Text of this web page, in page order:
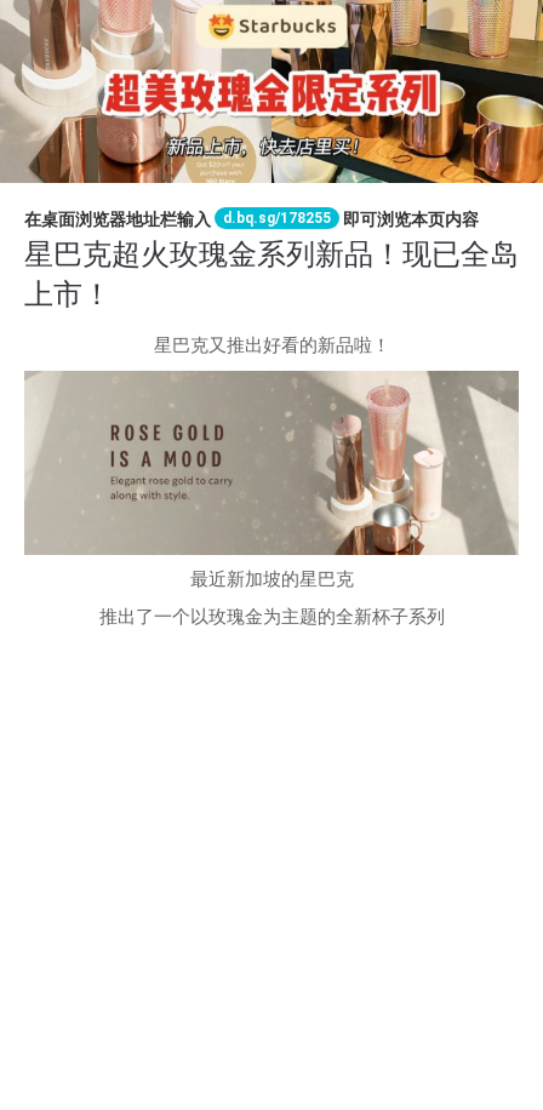
在桌面浏览器地址栏输入 d.bq.sg/178255 即可浏览本页内容
星巴克超火玫瑰金系列新品！现已全岛
上市！
星巴克又推出好看的新品啦！
最近新加坡的星巴克
推出了一个以玫瑰金为主题的全新杯子系列